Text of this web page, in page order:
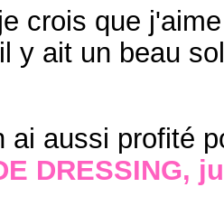
crois que
y ait un beau
ai aussi profité
DRESSING,